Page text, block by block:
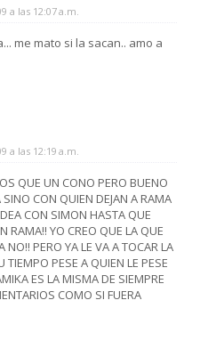
a las 12:07 a.m.
me mato si la sacan.. amo a
a las 12:19 a.m.
QUE UN CONO PERO BUENO
CON QUIEN DEJAN A RAMA
CON SIMON HASTA QUE
RAMA!! YO CREO QUE LA QUE
NO!! PERO YA LE VA A TOCAR LA
TIEMPO PESE A QUIEN LE PESE
ES LA MISMA DE SIEMPRE
COMO SI FUERA